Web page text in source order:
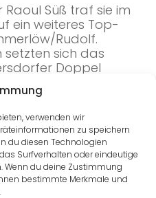
verwenden wir
zu speichern
du diesen Technologien
Surfverhalten oder eindeutige
Wenn du deine Zustimmung
bestimmte Merkmale und
Süß traf sie im
ein weiteres Top-
Rudolf.
setzten sich das
Doppel
das Ergebnis
Frank Schlegel mit
Finale gegen die
/ Felix Schrapps
die sich
Titel holten.
den Einzeltitel.